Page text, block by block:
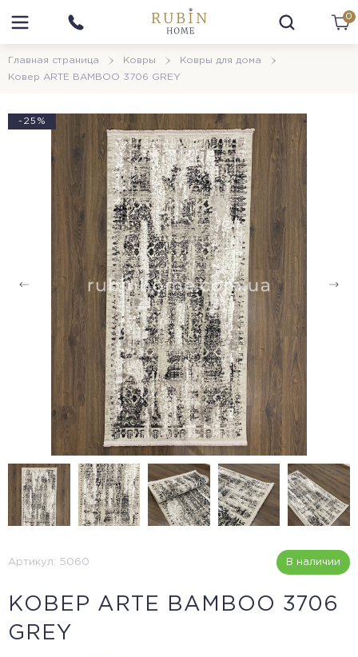
0
Главная страница Ковры
Ковры для дома
Ковер ARTE BAMBOO 3706 GREY
-25%
Артикул: 5060 В наличии
КОВЕР ARTE BAMBOO 3706
GREY